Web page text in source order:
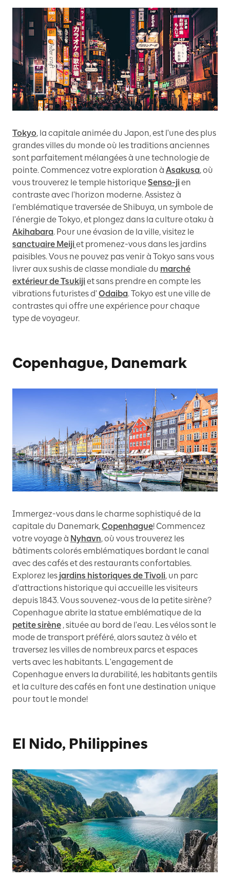
Tokyo, la capitale animée du Japon, est l'une des plus
grandes villes du monde où les traditions anciennes
sont parfaitement mélangées à une technologie de
pointe. Commencez votre exploration à Asakusa, où
vous trouverez le temple historiqueSenso-jien
contraste avec l'horizon moderne. Assistez à
l'emblématique traversée de Shibuya, un symbole de
l'énergie de Tokyo, et plongez dans la culture otaku à
Akihabara. Pour une évasion de la ville, visitez le
sanctuaire Meijiet promenez-vous dans les jardins
paisibles. Vous ne pouvez pas venir à Tokyo sans vous
livrer aux sushis de classe mondiale du marché
extérieur de Tsukijiet sans prendre en compte les
vibrations futuristes d' Odaiba. Tokyo est une ville de
contrastes qui offre une expérience pour chaque
type de voyageur.
Copenhague, Danemark
Immergez-vous dans le charme sophistiqué de la
capitale du Danemark,Copenhague! Commencez
votre voyage à Nyhavn, où vous trouverez les
bâtiments colorés emblématiques bordant le canal
avec des cafés et des restaurants confortables.
Explorez les jardins historiques de Tivoli, un parc
d'attractions historique qui accueille les visiteurs
depuis 1843. Vous souvenez-vous de la petite sirène?
Copenhague abrite la statue emblématique de la
petite sirène , située au bord de l'eau. Les vélos sont le
mode de transport préféré, alors sautez à vélo et
traversez les villes de nombreux parcs et espaces
verts avec les habitants. L'engagement de
Copenhague envers la durabilité, les habitants gentils
et la culture des cafés en font une destination unique
pour tout le monde!
El Nido, Philippines